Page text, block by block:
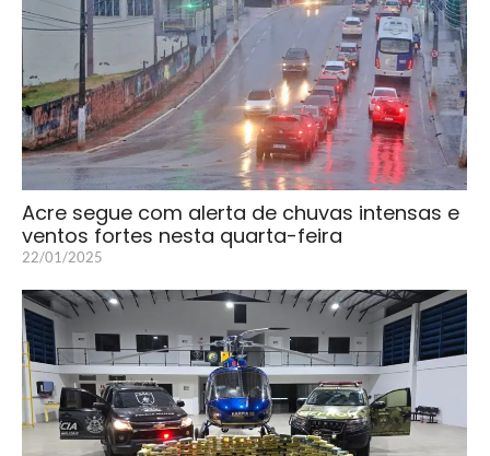
Acre segue com alerta de chuvas intensas e
ventos fortes nesta quarta-feira
22/01/2025